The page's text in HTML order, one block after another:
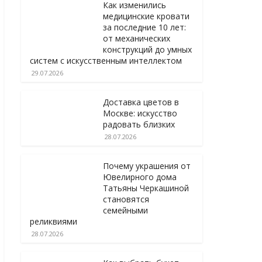
Как изменились
медицинские кровати
за последние 10 лет:
от механических
конструкций до умных
систем с искусственным интеллектом
29.07.2026
Доставка цветов в
Москве: искусство
радовать близких
28.07.2026
Почему украшения от
Ювелирного дома
Татьяны Черкашиной
становятся
семейными
реликвиями
28.07.2026